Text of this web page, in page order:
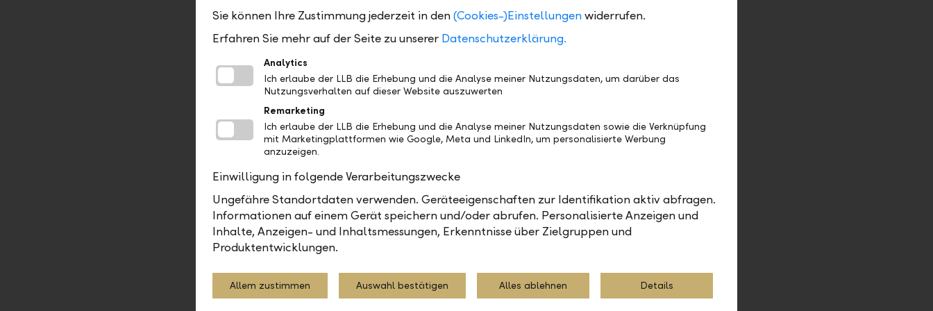
erhöhten Monitoring der Einzelanlagen begleitet wurde, erwies sich die
Struktur der LLB-Fonds als sehr solide. Keine Emittenten waren von
einschneidenden Ratingherabstufungen bedroht, die gemäss
Anlagereglement Verkäufe erfordert hätten. Stattdessen bot sich die
Gelegenheit, Rückzahlungen und liquide Mittel vorteilhaft zu investieren.
Mit den staatlichen Massnahmen zur konjunkturellen Stabilisierung und
den geldpolitischen Lockerungsschritten der Notenbanken in einem
bislang nicht gekannten Ausmass kehrte das Vertrauen zurück. Innerhalb
weniger Wochen erholten sich die Kurse der LLB Defensive Funds deutlich.
nachdem im Jahr 2019 die Durchschnittsrendite der Schweizer-Franken-
Anleihen deutlich in den negativen Bereich vorstiess. Im Zuge einer
konjunkturellen Erholung dürfte sich die Renditedifferenz zwischen kurz
dann investiert ist, wird profitieren.
Sie können Ihre Zustimmung jederzeit in den(Cookies-)Einstellungenwiderrufen.
Erfahren Sie mehr auf der Seite zu unserer Datenschutzerklärung.
Analytics
Ich erlaube der LLB die Erhebung und die Analyse meiner Nutzungsdaten, um darüber das
Nutzungsverhalten auf dieser Website auszuwerten
Remarketing
Ich erlaube der LLB die Erhebung und die Analyse meiner Nutzungsdaten sowie die Verknüpfung
mit Marketingplattformen wie Google, Meta und LinkedIn, um personalisierte Werbung
anzuzeigen.
Einwilligung in folgende Verarbeitungszwecke
Ungefähre Standortdaten verwenden. Geräteeigenschaften zur Identifikation aktiv abfragen.
Informationen auf einem Gerät speichern und/oder abrufen. Personalisierte Anzeigen und
Inhalte, Anzeigen- und Inhaltsmessungen, Erkenntnisse über Zielgruppen und
Produktentwicklungen.
Allem zustimmen Auswahl bestätigen Alles ablehnen Details